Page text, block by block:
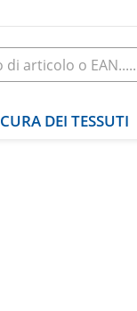
CURA DEI TESSUTI